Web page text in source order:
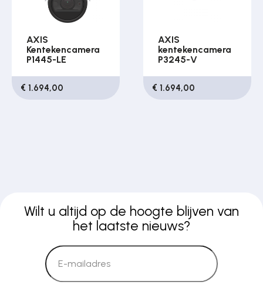
AXIS
Kentekencamera
P1445-LE
€ 1.694,00
AXIS
kentekencamera
P3245-V
€ 1.694,00
Wilt u altijd op de hoogte blijven van
het laatste nieuws?